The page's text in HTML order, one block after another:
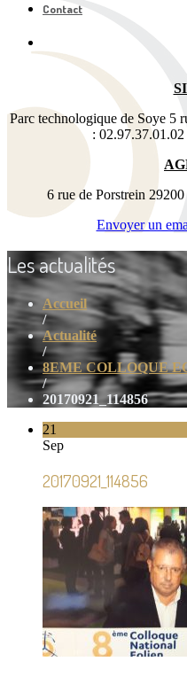
Contact
Parc technologique de Soye
:
6 rue de Porstrein
Envoyer un
Les actualités
Accueil
/
Actualité
/
8EME COLLOQUE
/
20170921_114856
21
Sep
20170921_114856